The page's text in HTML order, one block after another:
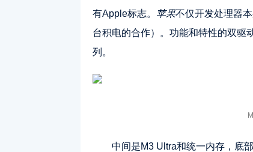
有Apple标志。 苹果不仅开发处理器
台积电的合作）。功能和特性的双驱
列。
中间是M3 Ultra和统一内存，底